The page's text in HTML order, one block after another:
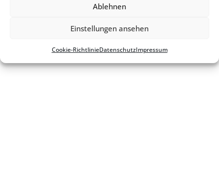
Ablehnen
Einstellungen ansehen
Cookie-Richt­li­nieDaten­schutzImpres­sum